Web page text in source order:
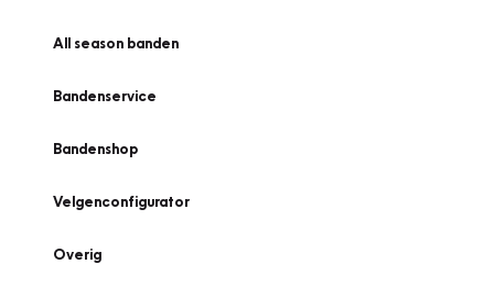
All season banden
Bandenservice
Bandenshop
Velgenconfigurator
Overig